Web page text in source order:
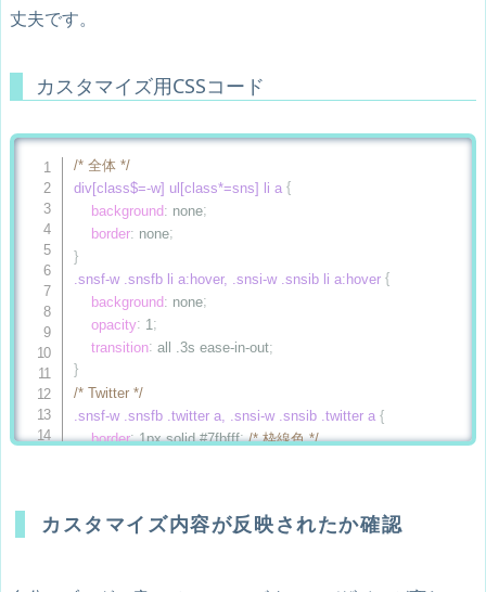
丈夫です。
カスタマイズ用CSSコード
/* 全体 */
div[class$=-w] ul[class*=sns] li a {
background : none;
border: none;
}
.snsf-w .snsfb li a:hover, .snsi-w .snsib li a:hover {
background : none;
opacity: 1 ;
transition: all .3s ease-in-out;
}
/* Twitter */
.snsf-w .snsfb .twitter a, .snsi-w .snsib .twitter a {
border: 1px solid #7fbfff; /* 枠線色 */
background-color: #7fbfff;
カスタマイズ内容が反映されたか確認